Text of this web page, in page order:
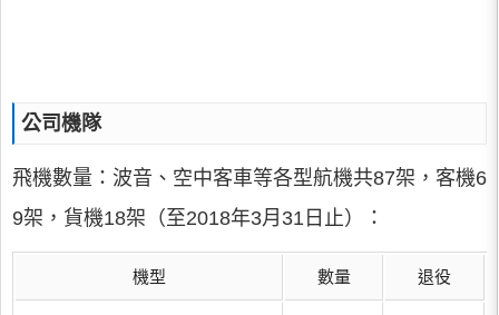
公司機隊
飛機數量：波音、空中客車等各型航機共87架，客機6
9架，貨機18架（至2018年3月31日止）：
機型 數量 退役